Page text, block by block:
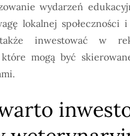
wydarzeń
lokalnej
inwestować w
które mogą być